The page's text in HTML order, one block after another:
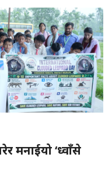
मनाईयो ‘ध्वाँसे